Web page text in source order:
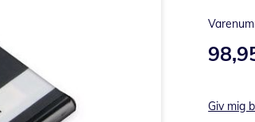
Giv mig